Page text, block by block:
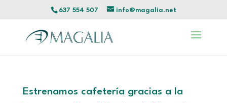
637 554 507 info@magalia.net
Estrenamos cafetería gracias a la